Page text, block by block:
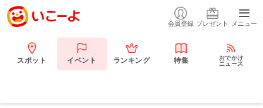
会員登録 プレゼント メニュー
スポット イベント ランキング 特集
おでかけ
ニュース